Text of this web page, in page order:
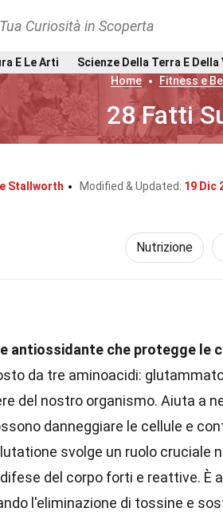
Curiosità in Scoperta
E Le Arti Scienze Della Terra E Della
Home
Fitness e
28 Fatti
Stallworth Modified & Updated: 19 Dic
Nutrizione
antiossidante che protegge le
da tre aminoacidi:
del nostro organismo. Aiuta a
danneggiare le cellule e
svolge un ruolo cruciale
del corpo forti e reattive. È
l'eliminazione di tossine e